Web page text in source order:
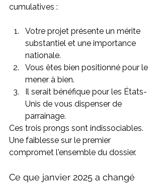
cumulatives :
Votre projet présente un mérite
substantiel et une importance
nationale.
Vous êtes bien positionné pour le
mener à bien.
Il serait bénéfique pour les États-
Unis de vous dispenser de
parrainage.
Ces trois prongs sont indissociables.
Une faiblesse sur le premier
compromet l'ensemble du dossier.
Ce que janvier 2025 a changé